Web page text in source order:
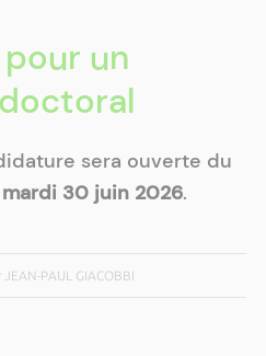
un
sera ouverte du
mardi 30 juin 2026.
PAUL GIACOBBI